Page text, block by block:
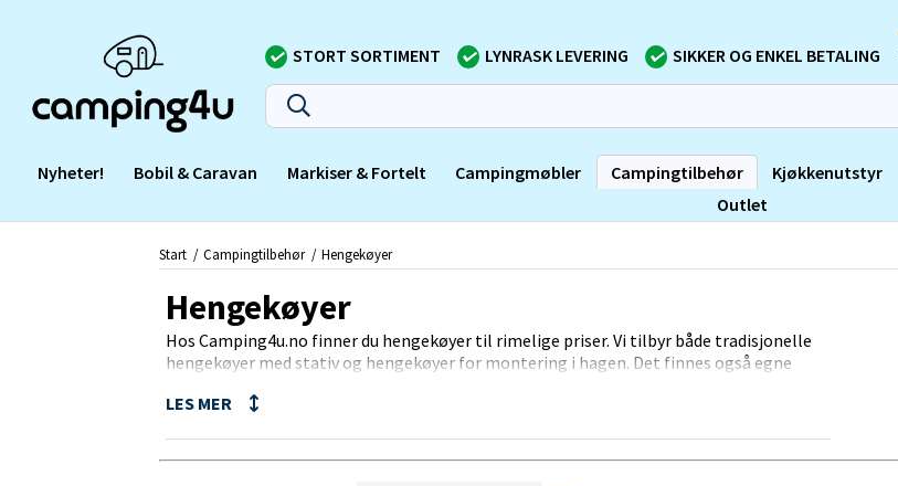
STORT SORTIMENT LYNRASK LEVERING SIKKER OG ENKEL BETALING
Nyheter! Bobil & Caravan Markiser & Fortelt Campingmøbler Campingtilbehør Kjøkkenutstyr
Outlet
Start Campingtilbehør Hengekøyer
Hengekøyer
Hos Camping4u.no finner du hengekøyer til rimelige priser. Vi tilbyr både tradisjonelle
hengekøyer med stativ og hengekøyer for montering i hagen. Det finnes også egne